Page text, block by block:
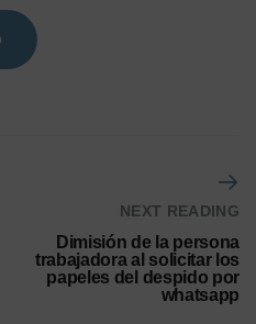
NEXT READING
Dimisión de la persona
trabajadora al solicitar los
papeles del despido por
whatsapp